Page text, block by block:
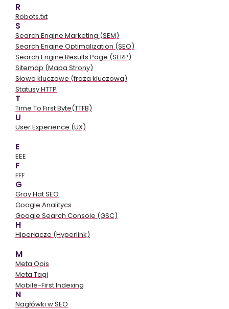
R
Robots.txt
S
Search Engine Marketing (SEM)
Search Engine Optimalization (SEO)
Search Engine Results Page (SERP)
Sitemap (Mapa Strony)
Słowo kluczowe (fraza kluczowa)
Statusy HTTP
T
Time To First Byte(TTFB)
U
User Experience (UX)
E
EEE
F
FFF
G
Gray Hat SEO
Google Analitycs
Google Search Console (GSC)
H
Hiperłącze (Hyperlink)
M
Meta Opis
Meta Tagi
Mobile-First Indexing
N
Nagłówki w SEO